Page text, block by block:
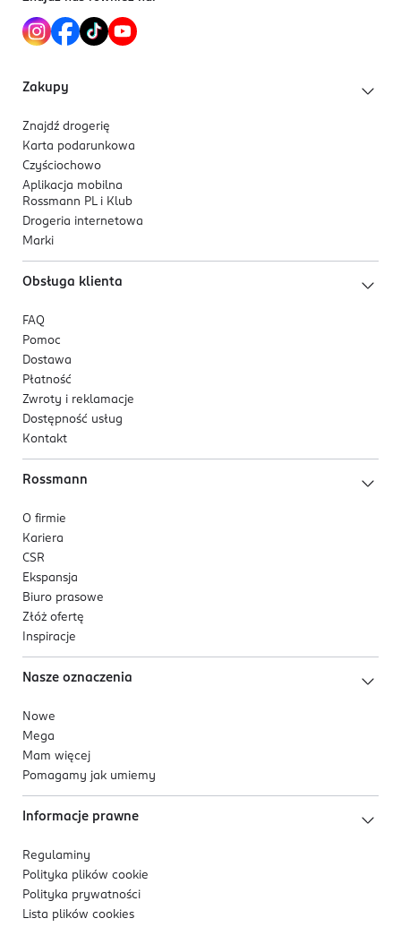
- Ułatwia rozczesywanie
CO ZAWIERA?
Naturalne i organiczne, certyfikowane składniki
Plant pro-keratin
Ekstrakt z organicznej róży arktycznej
Organiczny syberyjski olej cedrowy
Zakupy
Znajdź drogerię
Karta podarunkowa
Czyściochowo
Aplikacja mobilna
Rossmann PL i Klub
Drogeria internetowa
Marki
Obsługa klienta
FAQ
Pomoc
Dostawa
Płatność
Zwroty i reklamacje
Dostępność usług
Kontakt
Rossmann
O firmie
Kariera
CSR
Ekspansja
Biuro prasowe
Złóż ofertę
Inspiracje
Nasze oznaczenia
Nowe
Mega
Mam więcej
Pomagamy jak umiemy
Informacje prawne
Regulaminy
Polityka plików cookie
Polityka prywatności
Lista plików cookies